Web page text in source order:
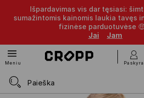
Išpardavimas vis dar tęsiasi:
sumažintomis kainomis laukia tavęs
fizinėse parduotuvėse
Jai
Jam
Meniu Paskyra